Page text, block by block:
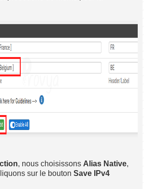
, nous choisissons Alias Native,
sur le boutonSave IPv4